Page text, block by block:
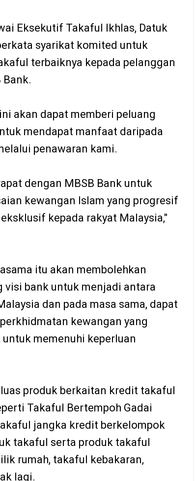
Eksekutif Takaful Ikhlas, Datuk
syarikat komited untuk
terbaiknya kepada pelanggan
akan dapat memberi peluang
mendapat manfaat daripada
penawaran kami.
dengan MBSB Bank untuk
kewangan Islam yang progresif
kepada rakyat Malaysia,"
itu akan membolehkan
visi bank untuk menjadi antara
dan pada masa sama, dapat
kewangan yang
memenuhi keperluan
produk berkaitan kredit takaful
Takaful Bertempoh Gadai
jangka kredit berkelompok
takaful serta produk takaful
rumah, takaful kebakaran,
lagi.